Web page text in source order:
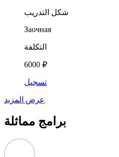
شكل التدريب
Заочная
التكلفة
6000 ₽
تسجيل
عرض المزيد
برامج مماثلة